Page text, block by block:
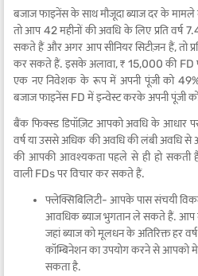
बजाज फाइनेंस के साथ मौजूदा ब्याज दर के
तो आप 42 महीनों की अवधि के लिए प्रति वर्ष
सकते हैं और अगर आप सीनियर सिटीज़न हैं, तो
कर सकते हैं. इसके अलावा, ₹ 15,000 की FD
एक नए निवेशक के रूप में अपनी पूंजी को
बजाज फाइनेंस FD में इन्वेस्ट करके अपनी पूंजी
बैंक फिक्स्ड डिपॉज़िट आपको अवधि के आधार
वर्ष या उससे अधिक की अवधि की लंबी अवधि
की आपकी आवश्यकता पहले से ही हो सकती
वाली FDs पर विचार कर सकते हैं.
फ्लेक्सिबिलिटी- आपके पास संचयी
आवधिक ब्याज भुगतान ले सकते हैं. आप
जहां ब्याज को मूलधन के अतिरिक्त हर वर्ष
कॉम्बिनेशन का उपयोग करने से आपको
सकता है.